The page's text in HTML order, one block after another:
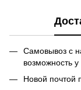
Самовывоз с
возможность
Новой почтой